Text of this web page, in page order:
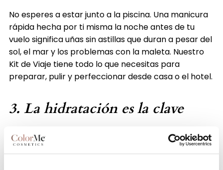
No esperes a estar junto a la piscina. Una manicura
rápida hecha por ti misma la noche antes de tu
vuelo significa uñas sin astillas que duran a pesar del
sol, el mar y los problemas con la maleta. Nuestro
Kit de Viaje tiene todo lo que necesitas para
preparar, pulir y perfeccionar desde casa o el hotel.
3. La hidratación es la clave
La piel y las uñas se secan rápidamente cuando
vuelas o tomas el sol. No olvides llevar tu aceite
favorito para cutículas y crema de manos para